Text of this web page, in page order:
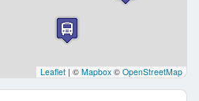
Leaflet | © Mapbox © OpenStreetMap